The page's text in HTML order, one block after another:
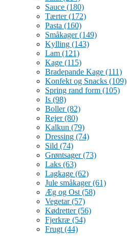
Sauce (180)
Tærter(172)
Pasta (160)
Småkager(149)
Kylling (143)
Lam (121)
Kage (115)
Bradepande Kage (111)
Konfekt og Snacks (109)
Spring rand form (105)
Is (98)
Boller(82)
Rejer(80)
Kalkun (79)
Dressing (74)
Sild (74)
Grøntsager(73)
Laks (63)
Lagkage (62)
Jule småkager(61)
Æg og Ost (58)
Vegetar(57)
Kødretter(56)
Fjerkræ (54)
Frugt (44)